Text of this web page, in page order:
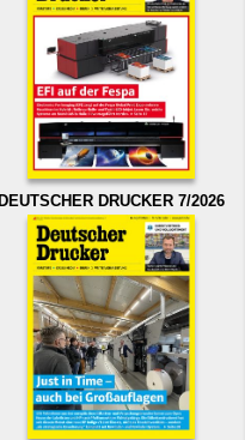
DEUTSCHER DRUCKER 7/2026